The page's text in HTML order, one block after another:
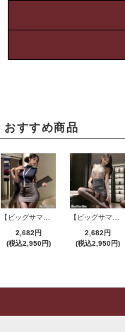
おすすめ商品
2,682円
(税込2,950円)
2,682円
(税込2,950円)